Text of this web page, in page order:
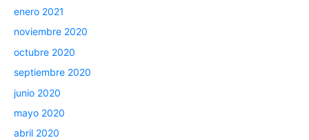
enero 2021
noviembre 2020
octubre 2020
septiembre 2020
junio 2020
mayo 2020
abril 2020